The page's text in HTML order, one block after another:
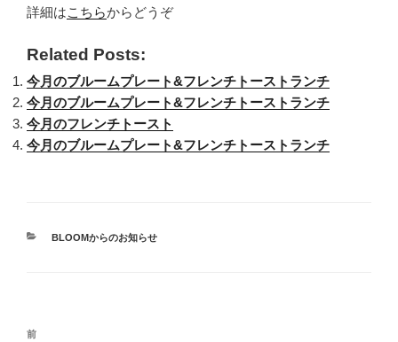
詳細はこちらからどうぞ
Related Posts:
今月のブルームプレート&フレンチトーストランチ
今月のブルームプレート&フレンチトーストランチ
今月のフレンチトースト
今月のブルームプレート&フレンチトーストランチ
カ
BLOOMからのお知らせ
投
過
前